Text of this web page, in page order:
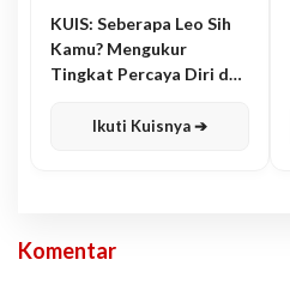
KUIS: Seberapa Leo Sih
Kamu? Mengukur
Tingkat Percaya Diri dan
Ikuti Kuisnya ➔
Komentar